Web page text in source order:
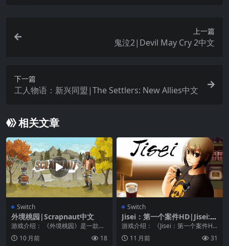
上一篇
鬼泣2|Devil May Cry 2中文
下一篇
工人物语：新兴同盟|The Settlers: New Allies中文
相关文章
Switch
外境桃园|Scrapnaut中文
游戏介绍： 《外境桃园》是一款生
存建造类的沙盒类动作冒险游戏，
游戏中玩家可以一边...
10 月前 18
Switch
Jisei：第一个案件HD|Jisei: T
he First Case HD
游戏介绍： 《Jisei：第一个案件H
D》是一款非常有趣的文字游戏。
一个名不见...
11 月前 31